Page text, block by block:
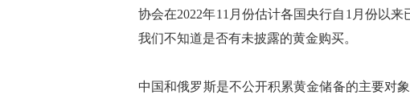
协会在2022年11月份估计各国央行自1月份以
我们不知道是否有未披露的黄金购买。
中国和俄罗斯是不公开积累黄金储备的主要对